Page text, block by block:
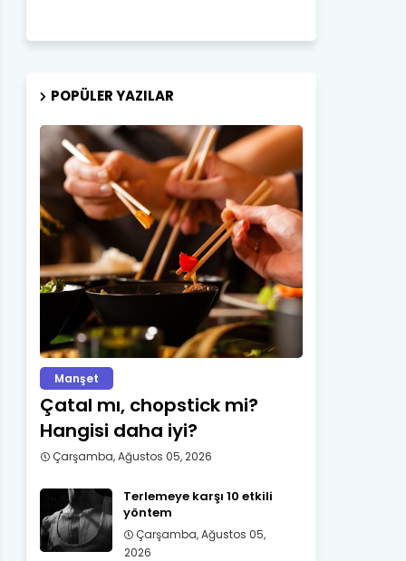
POPÜLER YAZILAR
Manşet
Çatal mı, chopstick mi?
Hangisi daha iyi?
Çarşamba, Ağustos 05, 2026
Terlemeye karşı 10 etkili
yöntem
Çarşamba, Ağustos 05,
2026